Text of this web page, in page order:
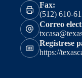
Fax:
(512) 610-
Correo
Regístrese
https://